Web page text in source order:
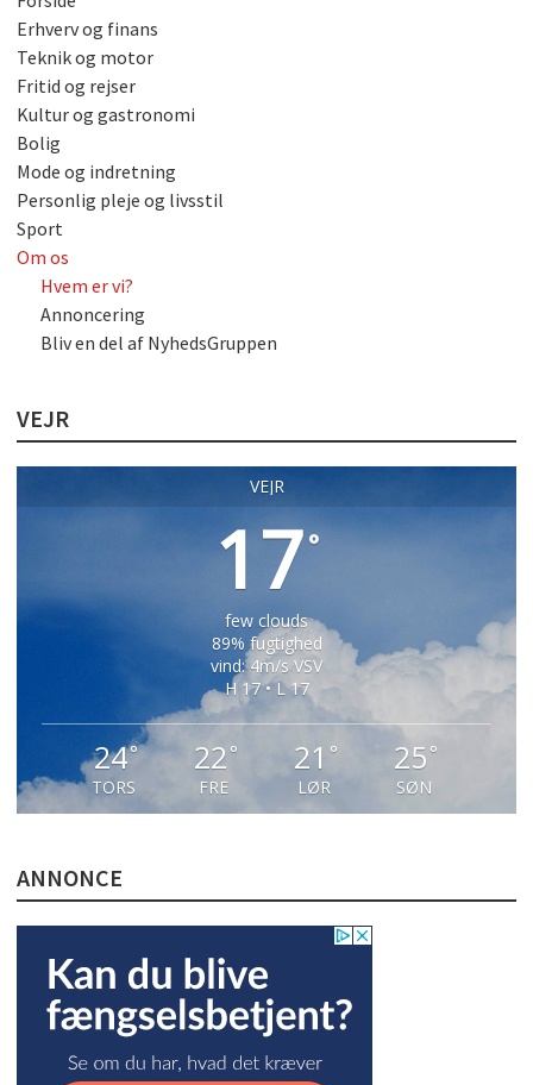
Erhverv og finans
Teknik og motor
Fritid og rejser
Kultur og gastronomi
Bolig
Mode og indretning
Personlig pleje og livsstil
Sport
Om os
Hvem er vi?
Annoncering
Bliv en del af NyhedsGruppen
VEJR
VEJR
17°
few clouds
89% fugtighed
vind: 4m/s VSV
H 17 • L 17
24°
TORS
22 °
FRE
21 °
LØR
25 °
SØN
ANNONCE